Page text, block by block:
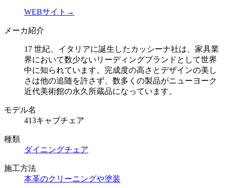
WEBサイト→
メーカ紹介
17 世紀、イタリアに誕生したカッシーナ社は、家具業
界において数少ないリーディングブランドとして世界
中に知られています。完成度の高さとデザインの美し
さは他の追随を許さず、数多くの製品がニューヨーク
近代美術館の永久所蔵品になっています。
モデル名
413キャブチェア
種類
ダイニングチェア
施工方法
本革のクリーニングや塗装